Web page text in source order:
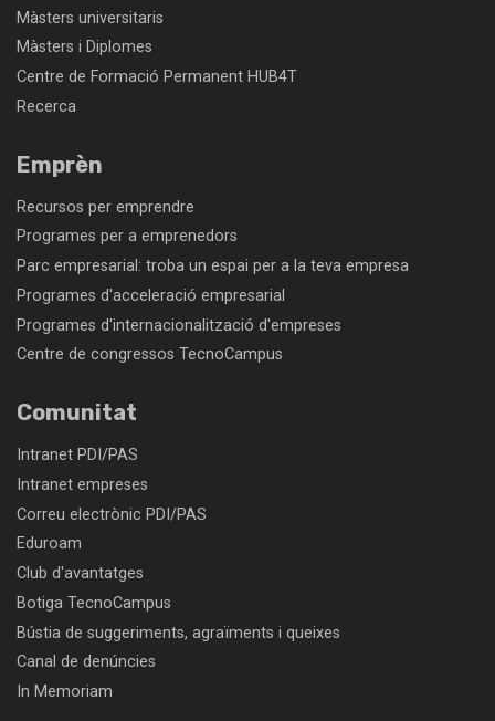
Màsters universitaris
Màsters i Diplomes
Centre de Formació Permanent HUB4T
Recerca
Emprèn
Recursos per emprendre
Programes per a emprenedors
Parc empresarial: troba un espai per a la teva empresa
Programes d'acceleració empresarial
Programes d'internacionalització d'empreses
Centre de congressos TecnoCampus
Comunitat
Intranet PDI/PAS
Intranet empreses
Correu electrònic PDI/PAS
Eduroam
Club d'avantatges
Botiga TecnoCampus
Bústia de suggeriments, agraïments i queixes
Canal de denúncies
In Memoriam